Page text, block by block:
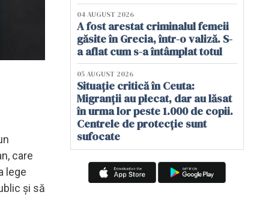
care
lege
și să
04 AUGUST 2026
A fost arestat criminalul femeii
găsite în Grecia, într-o valiză. S-
a aflat cum s-a întâmplat totul
05 AUGUST 2026
Situație critică în Ceuta:
Migranții au plecat, dar au lăsat
în urma lor peste 1.000 de copii.
Centrele de protecție sunt
sufocate